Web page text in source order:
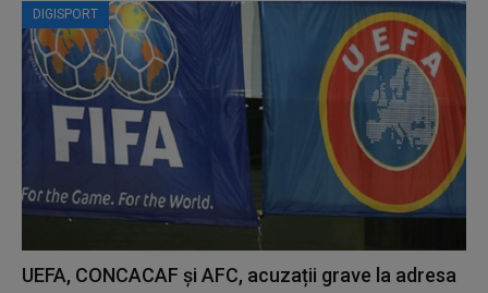
DIGISPORT
UEFA, CONCACAF și AFC, acuzații grave la adresa